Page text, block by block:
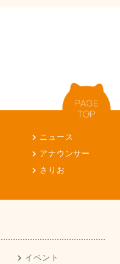
ニュース
アナウンサー
さりお
イベント